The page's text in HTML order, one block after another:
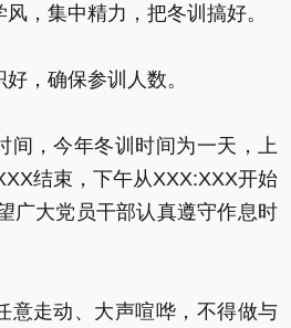
，集中精力，把冬训搞好。
，确保参训人数。
，今年冬训时间为一天，上
结束，下午从XXX:XXX开始
广大党员干部认真遵守作息时
走动、大声喧哗，不得做与